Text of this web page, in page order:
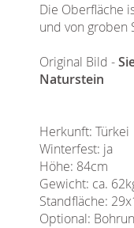
Die Oberfläche
und von groben
Original Bild -
Naturstein
Herkunft: Türkei
Winterfest: ja
Höhe: 84cm
Gewicht: ca.
Standfläche:
Optional: